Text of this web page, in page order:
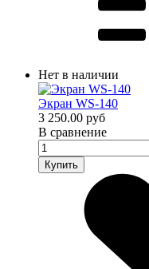
Нет в наличии
Экран WS-140
3 250.00 руб
В сравнение
Купить